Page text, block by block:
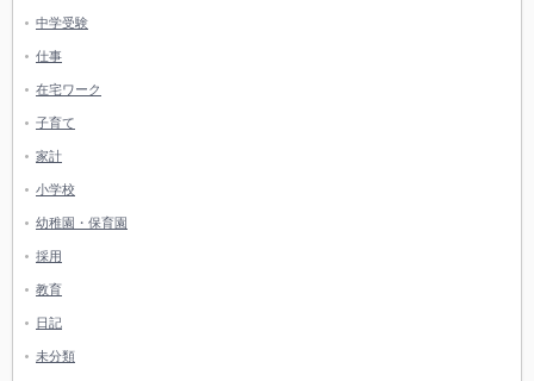
中学受験
仕事
在宅ワーク
子育て
家計
小学校
幼稚園・保育園
採用
教育
日記
未分類